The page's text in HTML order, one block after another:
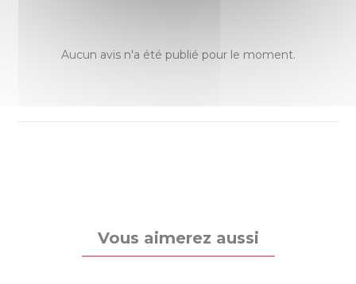
Aucun avis n'a été publié pour le moment.
Vous aimerez aussi